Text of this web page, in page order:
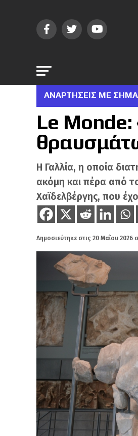
ΑΝΑΡΤΗΣΕΙΣ ΜΕ
Le
Η Γαλλία, η οποία
ακόμη και πέρα από
Χαϊδελβέργης, που
Δημοσιεύτηκε στις 20 Μαΐου 2026